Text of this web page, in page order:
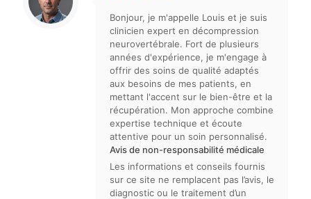
Bonjour, je m'appelle Louis et je suis
clinicien expert en décompression
neurovertébrale. Fort de plusieurs
années d'expérience, je m'engage à
offrir des soins de qualité adaptés
aux besoins de mes patients, en
mettant l'accent sur le bien-être et la
récupération. Mon approche combine
expertise technique et écoute
attentive pour un soin personnalisé.
Avis de non-responsabilité médicale
Les informations et conseils fournis
sur ce site ne remplacent pas l’avis, le
diagnostic ou le traitement d’un